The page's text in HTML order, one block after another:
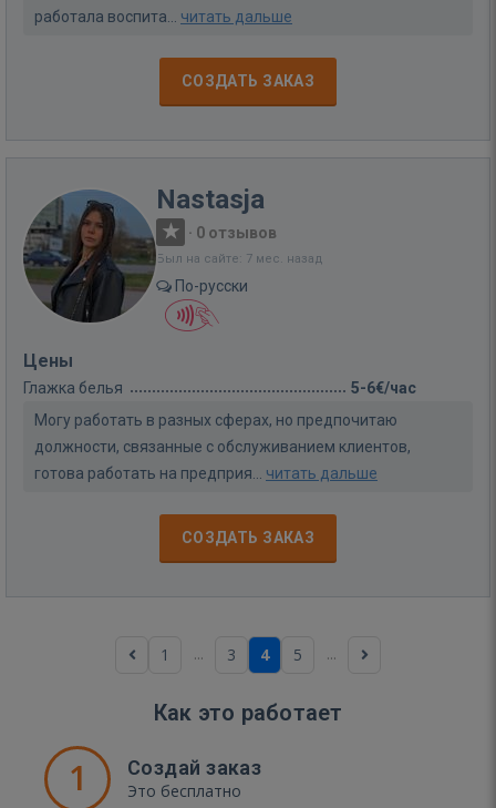
работала воспита... читать дальше
СОЗДАТЬ ЗАКАЗ
Nastasja
· 0 отзывов
Был на сайте: 7 мес. назад
По-русски
Цены
Глажка белья
5-6€/час
Могу работать в разных сферах, но предпочитаю
должности, связанные с обслуживанием клиентов,
готова работать на предприя... читать дальше
СОЗДАТЬ ЗАКАЗ
1 ... 3 4 5 ...
Как это работает
1 Создай заказ
Это бесплатно